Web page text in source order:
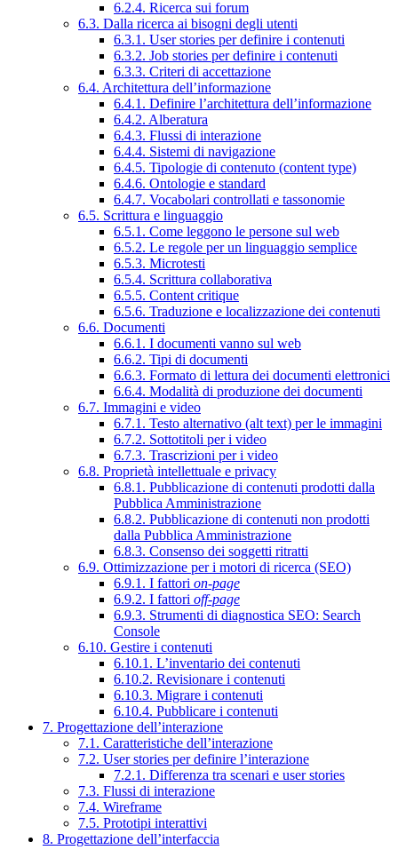
6.2.4. Ricerca sui forum
6.3. Dalla ricerca ai bisogni degli utenti
6.3.1. User stories per definire i contenuti
6.3.2. Job stories per definire i contenuti
6.3.3. Criteri di accettazione
6.4. Architettura dell’informazione
6.4.1. Definire l’architettura dell’informazione
6.4.2. Alberatura
6.4.3. Flussi di interazione
6.4.4. Sistemi di navigazione
6.4.5. Tipologie di contenuto (content type)
6.4.6. Ontologie e standard
6.4.7. Vocabolari controllati e tassonomie
6.5. Scrittura e linguaggio
6.5.1. Come leggono le persone sul web
6.5.2. Le regole per un linguaggio semplice
6.5.3. Microtesti
6.5.4. Scrittura collaborativa
6.5.5. Content critique
6.5.6. Traduzione e localizzazione dei contenuti
6.6. Documenti
6.6.1. I documenti vanno sul web
6.6.2. Tipi di documenti
6.6.3. Formato di lettura dei documenti elettronici
6.6.4. Modalità di produzione dei documenti
6.7. Immagini e video
6.7.1. Testo alternativo (alt text) per le immagini
6.7.2. Sottotitoli per i video
6.7.3. Trascrizioni per i video
6.8. Proprietà intellettuale e privacy
6.8.1. Pubblicazione di contenuti prodotti dalla
Pubblica Amministrazione
6.8.2. Pubblicazione di contenuti non prodotti
dalla Pubblica Amministrazione
6.8.3. Consenso dei soggetti ritratti
6.9. Ottimizzazione per i motori di ricerca (SEO)
6.9.1. I fattori on-page
6.9.2. I fattori off-page
6.9.3. Strumenti di diagnostica SEO: Search
Console
6.10. Gestire i contenuti
6.10.1. L’inventario dei contenuti
6.10.2. Revisionare i contenuti
6.10.3. Migrare i contenuti
6.10.4. Pubblicare i contenuti
7. Progettazione dell’interazione
7.1. Caratteristiche dell’interazione
7.2. User stories per definire l’interazione
7.2.1. Differenza tra scenari e user stories
7.3. Flussi di interazione
7.4. Wireframe
7.5. Prototipi interattivi
8. Progettazione dell’interfaccia